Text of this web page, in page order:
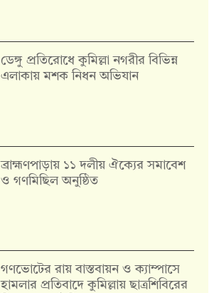
ডেঙ্গু প্রতিরোধে কুমিল্লা নগরীর বিভিন্ন
এলাকায় মশক নিধন অভিযান
‎ব্রাহ্মণপাড়ায় ১১ দলীয় ঐক্যের সমাবেশ
ও গণমিছিল অনুষ্ঠিত
গণভোটের রায় বাস্তবায়ন ও ক্যাম্পাসে
হামলার প্রতিবাদে কুমিল্লায় ছাত্রশিবিরের